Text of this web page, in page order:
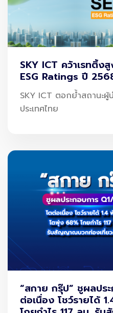
ตับอักเสบ ความดันโลหิตต่ำ ร
หญิงตั้งครรภ์ เพราะอาจทำใ
หลายคนอาจเข้าใจผิดไปฟ้าทะ
ติดเชื้อ
โควิด-19ได้นะครับ ถึง
ยังมีโอกาสในการติดเชื้อ
หากมียารักษาโรคประจำตัวที่
SKY ICT คว้าเรทติ้ง
ESG Ratings ปี
SKY ICT ตอกย้ำสถานะผู้
ประเทศไทย
“สกาย กรุ๊ป” ชูผลปร
ต่อเนื่อง โชว์รายได้